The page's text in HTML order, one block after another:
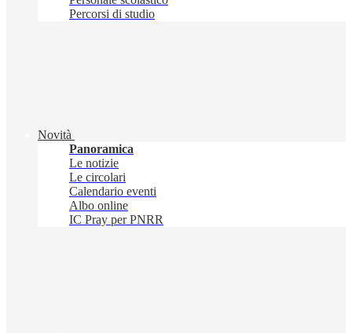
Percorsi di studio
Novità
Panoramica
Le notizie
Le circolari
Calendario eventi
Albo online
IC Pray per PNRR